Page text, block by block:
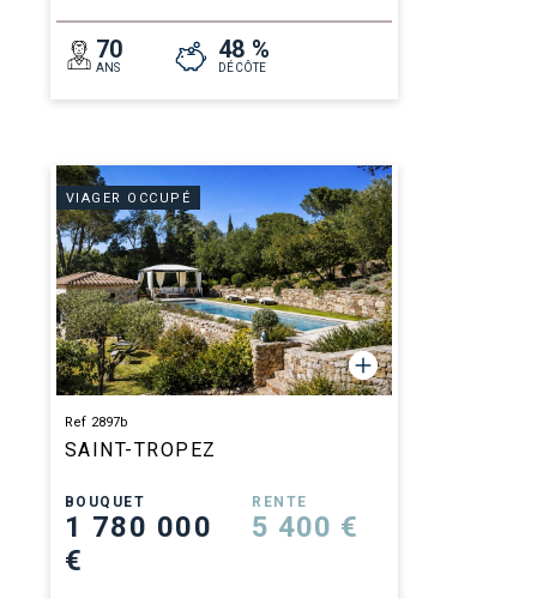
70
ANS
48 %
DÉCÔTE
VIAGER OCCUPÉ
Ref 2897b
SAINT-TROPEZ
BOUQUET
1 780 000
€
RENTE
5 400 €